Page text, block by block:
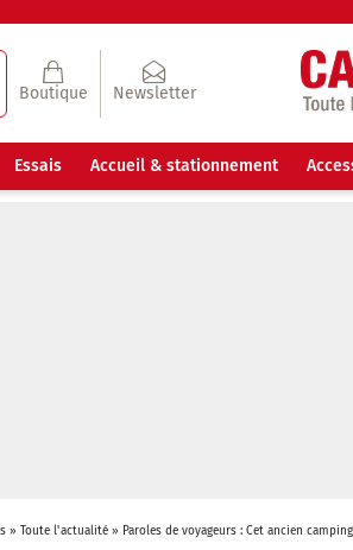
Boutique Newsletter
Essais Accueil & stationnement
» Toute l'actualité » Paroles de voyageurs : Cet ancien